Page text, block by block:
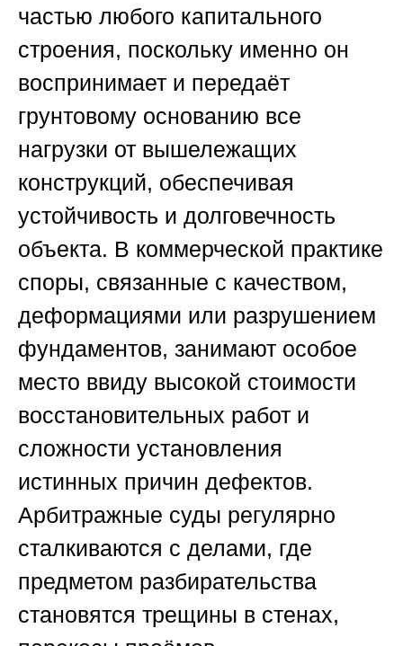
частью любого капитального
строения, поскольку именно он
воспринимает и передаёт
грунтовому основанию все
нагрузки от вышележащих
конструкций, обеспечивая
устойчивость и долговечность
объекта. В коммерческой практике
споры, связанные с качеством,
деформациями или разрушением
фундаментов, занимают особое
место ввиду высокой стоимости
восстановительных работ и
сложности установления
истинных причин дефектов.
Арбитражные суды регулярно
сталкиваются с делами, где
предметом разбирательства
становятся трещины в стенах,